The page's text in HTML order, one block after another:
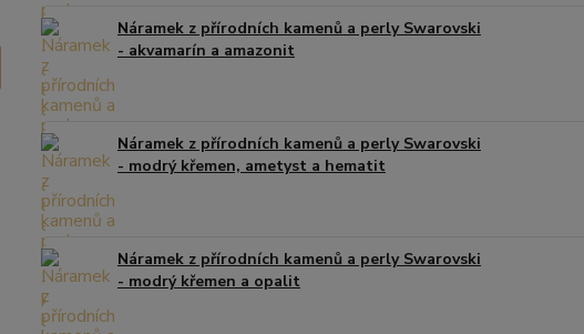
Náramek z přírodních kamenů a perly Swarovski
- akvamarín a amazonit
Náramek z přírodních kamenů a perly Swarovski
- modrý křemen, ametyst a hematit
Náramek z přírodních kamenů a perly Swarovski
- modrý křemen a opalit